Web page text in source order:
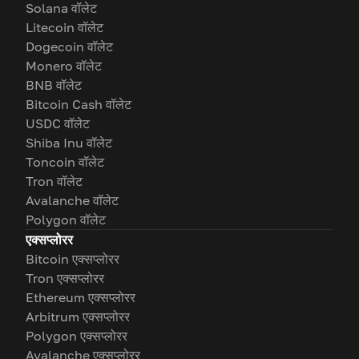
Solana वॉलेट
Litecoin वॉलेट
Dogecoin वॉलेट
Monero वॉलेट
BNB वॉलेट
Bitcoin Cash वॉलेट
USDC वॉलेट
Shiba Inu वॉलेट
Toncoin वॉलेट
Tron वॉलेट
Avalanche वॉलेट
Polygon वॉलेट
एक्सप्लोरर
Bitcoin एक्सप्लोरर
Tron एक्सप्लोरर
Ethereum एक्सप्लोरर
Arbitrum एक्सप्लोरर
Polygon एक्सप्लोरर
Avalanche एक्सप्लोरर